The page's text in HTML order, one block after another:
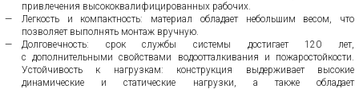
привлечения высококвалифицированных рабочих.
Легкость и компактность: материал обладает небольшим весом, что
позволяет выполнять монтаж вручную.
Долговечность: срок службы системы достигает 120 лет,
с дополнительными свойствами водоотталкивания и пожаростойкости.
Устойчивость к нагрузкам: конструкция выдерживает высокие
динамические и статические нагрузки, а также обладает